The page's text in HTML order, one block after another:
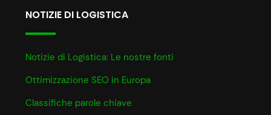
NOTIZIE DI LOGISTICA
Notizie di Logistica: Le nostre fonti
Ottimizzazione SEO in Europa
Classifiche parole chiave